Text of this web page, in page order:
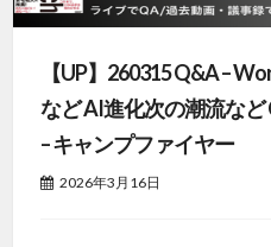
【UP】260315 Q&A –
など AI進化次の潮流など
– キャンプファイヤー
2026年3月16日